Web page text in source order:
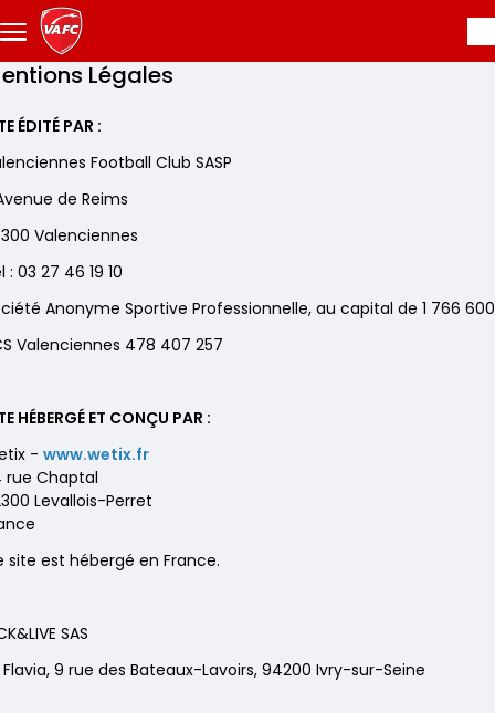
Aller au contenu principal
Légales
ÉDITÉ PAR :
Football Club SASP
de Reims
Valenciennes
: 03 27 46 19 10
Anonyme Sportive Professionnelle, au capital de 1 766
Valenciennes 478 407 257
HÉBERGÉ ET CONÇU PAR :
- www.wetix.fr
rue Chaptal
Levallois-Perret
site est hébergé en France.
SAS
Flavia, 9 rue des Bateaux-Lavoirs, 94200 Ivry-sur-Seine